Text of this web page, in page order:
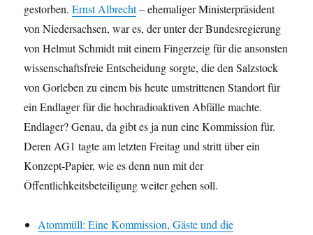
gestorben.Ernst Albrecht– ehemaliger Ministerpräsident
von Niedersachsen, war es, der unter der Bundesregierung
von Helmut Schmidt mit einem Fingerzeig für die ansonsten
wissenschaftsfreie Entscheidung sorgte, die den Salzstock
von Gorleben zu einem bis heute umstrittenen Standort für
ein Endlager für die hochradioaktiven Abfälle machte.
Endlager? Genau, da gibt es ja nun eine Kommission für.
Deren AG1 tagte am letzten Freitag und stritt über ein
Konzept-Papier, wie es denn nun mit der
Öffentlichkeitsbeteiligung weiter gehen soll.
Atommüll: Eine Kommission, Gäste und die